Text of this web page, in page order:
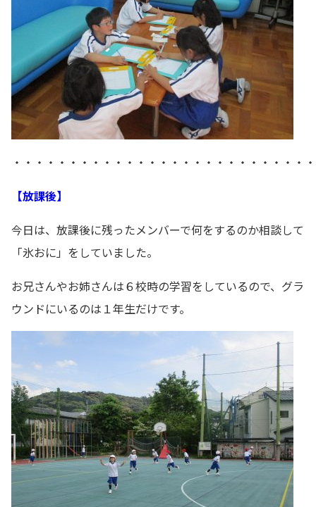
・・・・・・・・・・・・・・・・・・・・・・・・・・
【放課後】
今日は、放課後に残ったメンバーで何をするのか相談して
「氷おに」をしていました。
お兄さんやお姉さんは６校時の学習をしているので、グラ
ウンドにいるのは１年生だけです。